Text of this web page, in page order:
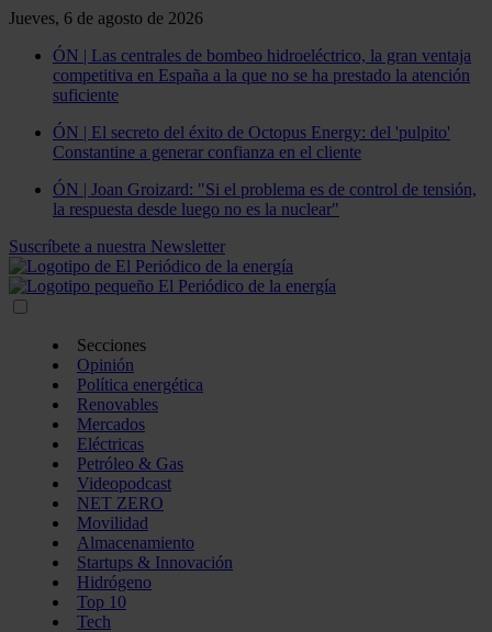
Jueves, 6 de agosto de 2026
ÓN | Las centrales de bombeo hidroeléctrico, la gran ventaja
competitiva en España a la que no se ha prestado la atención
suficiente
ÓN | El secreto del éxito de Octopus Energy: del 'pulpito'
Constantine a generar confianza en el cliente
ÓN | Joan Groizard: "Si el problema es de control de tensión,
la respuesta desde luego no es la nuclear"
Suscríbete a nuestra Newsletter
Secciones
Opinión
Política energética
Renovables
Mercados
Eléctricas
Petróleo & Gas
Videopodcast
NET ZERO
Movilidad
Almacenamiento
Startups & Innovación
Hidrógeno
Top 10
Tech